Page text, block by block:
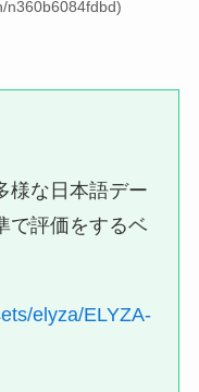
n360b6084fdbd)
様な日本語デー
で評価をするベ
elyza/ELYZA-